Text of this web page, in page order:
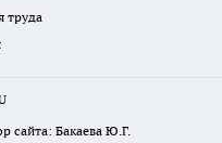
труда
сайта: Бакаева Ю.Г.